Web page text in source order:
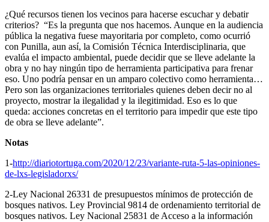
¿Qué recursos tienen los vecinos para hacerse escuchar y debatir
criterios? “Es la pregunta que nos hacemos. Aunque en la audiencia
pública la negativa fuese mayoritaria por completo, como ocurrió
con Punilla, aun así, la Comisión Técnica Interdisciplinaria, que
evalúa el impacto ambiental, puede decidir que se lleve adelante la
obra y no hay ningún tipo de herramienta participativa para frenar
eso. Uno podría pensar en un amparo colectivo como herramienta…
Pero son las organizaciones territoriales quienes deben decir no al
proyecto, mostrar la ilegalidad y la ilegitimidad. Eso es lo que
queda: acciones concretas en el territorio para impedir que este tipo
de obra se lleve adelante”.
Notas
1-http://diariotortuga.com/2020/12/23/variante-ruta-5-las-opiniones-
de-lxs-legisladorxs/
2-Ley Nacional 26331 de presupuestos mínimos de protección de
bosques nativos. Ley Provincial 9814 de ordenamiento territorial de
bosques nativos. Ley Nacional 25831 de Acceso a la información